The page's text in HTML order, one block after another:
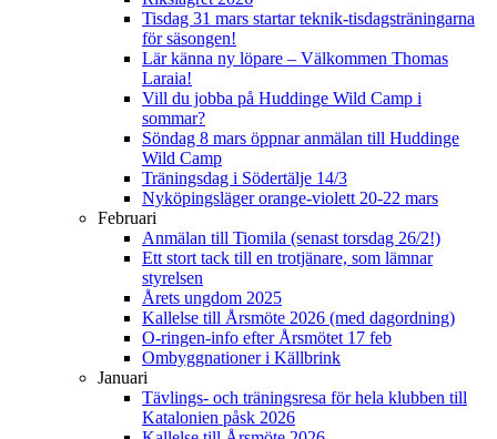
Tisdag 31 mars startar teknik-tisdagsträningarna
för säsongen!
Lär känna ny löpare – Välkommen Thomas
Laraia!
Vill du jobba på Huddinge Wild Camp i
sommar?
Söndag 8 mars öppnar anmälan till Huddinge
Wild Camp
Träningsdag i Södertälje 14/3
Nyköpingsläger orange-violett 20-22 mars
Februari
Anmälan till Tiomila (senast torsdag 26/2!)
Ett stort tack till en trotjänare, som lämnar
styrelsen
Årets ungdom 2025
Kallelse till Årsmöte 2026 (med dagordning)
O-ringen-info efter Årsmötet 17 feb
Ombyggnationer i Källbrink
Januari
Tävlings- och träningsresa för hela klubben till
Katalonien påsk 2026